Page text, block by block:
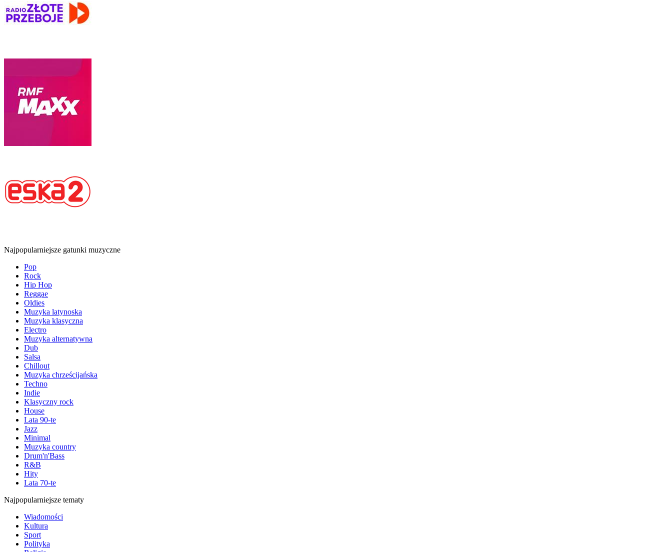
Najpopularniejsze gatunki muzyczne
Pop
Rock
Hip Hop
Reggae
Oldies
Muzyka latynoska
Muzyka klasyczna
Electro
Muzyka alternatywna
Dub
Salsa
Chillout
Muzyka chrześcijańska
Techno
Indie
Klasyczny rock
House
Lata 90-te
Jazz
Minimal
Muzyka country
Drum'n'Bass
R&B
Hity
Lata 70-te
Najpopularniejsze tematy
Wiadomości
Kultura
Sport
Polityka